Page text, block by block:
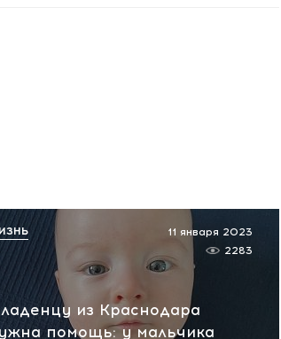
из Краснодара
помощь: у мальчика
11 января 2023
2283